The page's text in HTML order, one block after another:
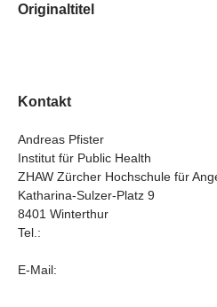
Originaltitel
Kontakt
Andreas Pfister
Institut für Public Health
ZHAW Zürcher Hochschule für
Katharina-Sulzer-Platz 9
8401 Winterthur
Tel.:
E-Mail: